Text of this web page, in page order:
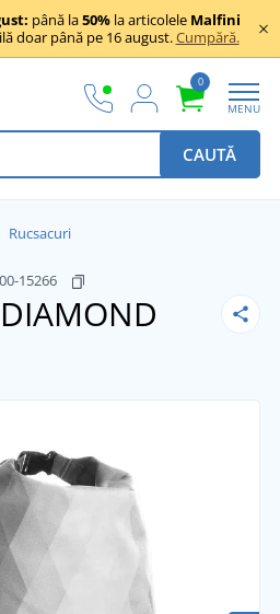
până la50% la articolele Malfini
doar până pe 16 august.Cumpără.
0
MENU
CAUTĂ
Rucsacuri
15266